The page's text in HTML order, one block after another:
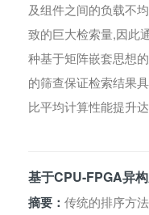
及组件之间的负载不
致的巨大检索量,因此
种基于矩阵嵌套思想
的筛查保证检索结果
比平均计算性能提升
基于CPU-FPGA异
摘要： 传统的排序方